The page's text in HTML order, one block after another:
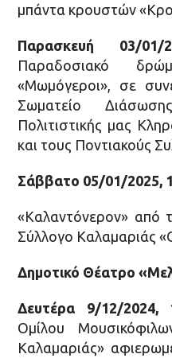
μπάντα κρουστών
Παρασκευή 03/
Παραδοσιακό
«Μωμόγεροι», σε
Σωματείο
Πολιτιστικής μας
και τους Ποντιακούς
Σάββατο 05/01/2025,
«Καλαντόνερον» από
Σύλλογο Καλαμαριάς
Δημοτικό Θέατρο
Δευτέρα 9/12/2024,
Ομίλου
Καλαμαριάς»